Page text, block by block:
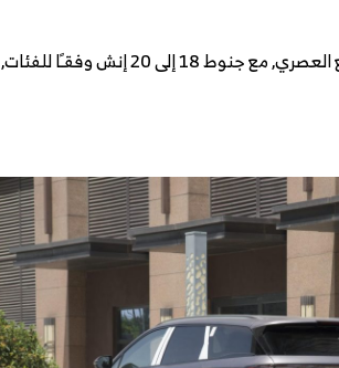
أقواس العجلات مصممة بتجويف قوسي دون وجود بلاستيك على حوافها للحماية ولكنها تحمل الطابع العصري, مع جنوط 18 إلى 20 إنش وفقـًا للفئات,